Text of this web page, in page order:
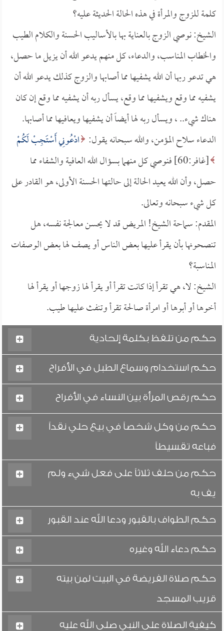
كلمة للزوج والمرأة في هذه الحالة الحديثة عليه؟
الشيخ: نوصي الزوج بالعناية بها بالأساليب الحسنة والكلام الطيب
والخطاب المناسب، والدعاء، كل منهم يدعو الله أن يزيل ما حصل،
هي تدعو ربها أن الله يشفيها مما أصابها والزوج كذلك يدعو الله أن
يشفيه مما وقع ويشفيها مما وقع، يسأل ربه أن يشفيه مما وقع إن كان
هناك شيء.. ، ويسأل ربه لها أيضاً أن يشفيها ويعافيها مما أصابها.
الدعاء سلاح المؤمن، والله سبحانه يقول: ادْعُونِي أَسْتَجِبْ لَكُمْ
[غافر:60] فنوصي كل منهما بسؤال الله العافية والشفاء مما
حصل، وأن الله يعيد الحالة إلى حالتها الحسنة الأولى، هو القادر على
كل شيء سبحانه وتعالى.
المقدم: سماحة الشيخ! المريض قد لا يحسن معالجة نفسه، هل
تنصحونها بأن يقرأ عليها بعض الناس أو يصف لها بعض الوصفات
المناسبة؟
الشيخ: لا، هي تقرأ إذا كانت تقرأ أو يقرأ لها زوجها أو يقرأ لها
أخوها أو أبوها أو امرأة صالحة تقرأ وتنفث عليها طيب.
حكم من تلفظ بكلمة إلحادية
حكم استخدام وسماع الطبل في الأفراح
حكم رقص المرأة بين النساء في الأفراح
حكم من وكل شخصاً في بيع حلي نقداً
فباعه تقسيطاً
حكم من حلف ثلاثاً على فعل شيء ولم
يف به
حكم الطواف بالقبور ودعا الله عند القبور
حكم دعاء الله وغيره
حكم صلاة الفريضة في البيت لمن بيته
قريب المسجد
كيفية الصلاة على النبي صلى الله عليه